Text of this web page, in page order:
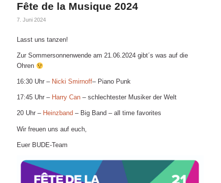
Fête de la Musique 2024
7. Juni 2024
Lasst uns tanzen!
Zur Sommersonnenwende am 21.06.2024 gibt´s was auf die
Ohren
16:30 Uhr – Nicki Smirnoff– Piano Punk
17:45 Uhr – Harry Can– schlechtester Musiker der Welt
20 Uhr – Heinzband – Big Band – all time favorites
Wir freuen uns auf euch,
Euer BUDE-Team